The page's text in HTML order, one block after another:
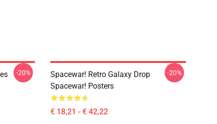
-20%
Spacewar! Retro Galaxy Drop
Spacewar! Posters
€ 18,21 - € 42,22
-20%